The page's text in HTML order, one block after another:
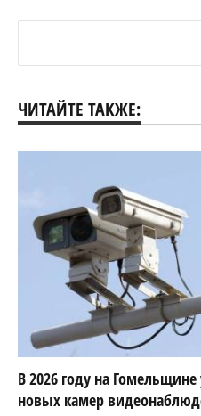
ЧИТАЙТЕ ТАКЖЕ:
В 2026 году на Гомельщине
новых камер